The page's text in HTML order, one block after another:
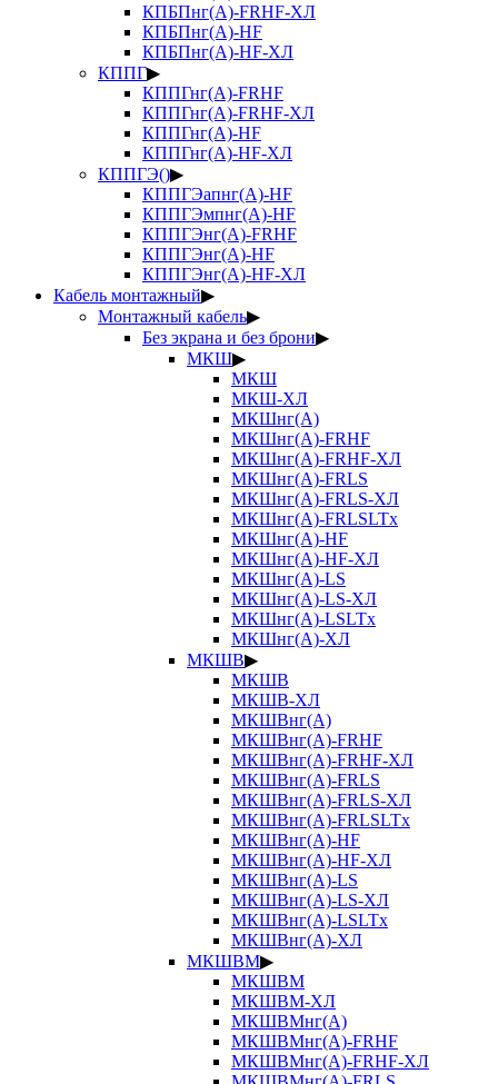
КПБПнг(А)-FRHF-ХЛ
КПБПнг(А)-HF
КПБПнг(А)-HF-ХЛ
КППГ▶
КППГнг(А)-FRHF
КППГнг(А)-FRHF-ХЛ
КППГнг(А)-HF
КППГнг(А)-HF-ХЛ
КППГЭ()▶
КППГЭапнг(А)-HF
КППГЭмпнг(А)-HF
КППГЭнг(А)-FRHF
КППГЭнг(А)-HF
КППГЭнг(А)-HF-ХЛ
Кабель монтажный▶
Монтажный кабель▶
Без экрана и без брони▶
МКШ▶
МКШ
МКШ-ХЛ
МКШнг(А)
МКШнг(А)-FRHF
МКШнг(А)-FRHF-ХЛ
МКШнг(А)-FRLS
МКШнг(А)-FRLS-ХЛ
МКШнг(А)-FRLSLTx
МКШнг(А)-HF
МКШнг(А)-HF-ХЛ
МКШнг(А)-LS
МКШнг(А)-LS-ХЛ
МКШнг(А)-LSLTx
МКШнг(А)-ХЛ
МКШВ▶
МКШВ
МКШВ-ХЛ
МКШВнг(А)
МКШВнг(А)-FRHF
МКШВнг(А)-FRHF-ХЛ
МКШВнг(А)-FRLS
МКШВнг(А)-FRLS-ХЛ
МКШВнг(А)-FRLSLTx
МКШВнг(А)-HF
МКШВнг(А)-HF-ХЛ
МКШВнг(А)-LS
МКШВнг(А)-LS-ХЛ
МКШВнг(А)-LSLTx
МКШВнг(А)-ХЛ
МКШВМ▶
МКШВМ
МКШВМ-ХЛ
МКШВМнг(А)
МКШВМнг(А)-FRHF
МКШВМнг(А)-FRHF-ХЛ